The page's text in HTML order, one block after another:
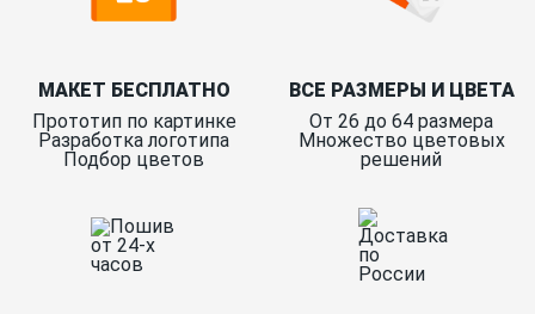
МАКЕТ БЕСПЛАТНО
Прототип по картинке
Разработка логотипа
Подбор цветов
ВСЕ РАЗМЕРЫ И ЦВЕТА
От 26 до 64 размера
Множество цветовых
решений